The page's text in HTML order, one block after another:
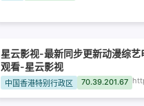
星云影视-最新同步更新动漫综
观看-星云影视
中国香港特别行政区 70.39.201.67